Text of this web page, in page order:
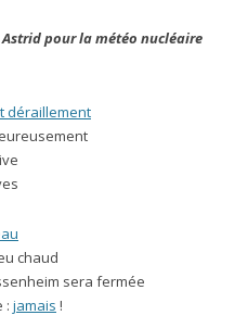
pour la météo nucléaire
déraillement
chaud
sera fermée
: jamais !